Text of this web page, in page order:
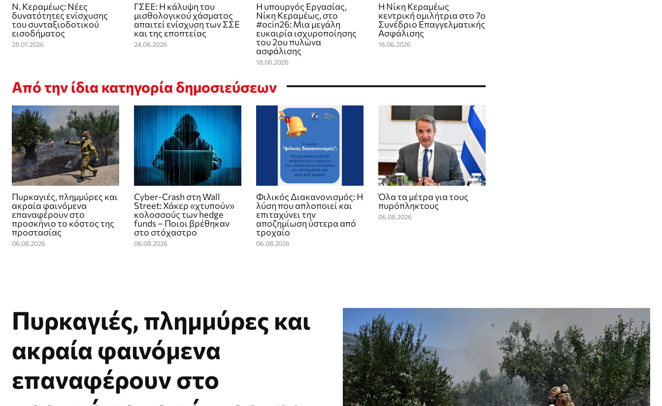
Ν. Κεραμέως: Νέες
δυνατότητες ενίσχυσης
του συνταξιοδοτικού
εισοδήματος
28.07.2026
ΓΣΕΕ: Η κάλυψη του
μισθολογικού χάσματος
απαιτεί ενίσχυση των ΣΣΕ
και της εποπτείας
24.06.2026
H υπουργός Εργασίας,
Nίκη Κεραμέως, στο
#ocin26: Μια μεγάλη
ευκαιρία ισχυροποίησης
του 2ου πυλώνα
ασφάλισης
18.06.2026
Η Νίκη Κεραμέως
κεντρική ομιλήτρια στο 7ο
Συνέδριο Επαγγελματικής
Ασφάλισης
16.06.2026
Από την ίδια κατηγορία δημοσιεύσεων
Πυρκαγιές, πλημμύρες και
ακραία φαινόμενα
επαναφέρουν στο
προσκήνιο το κόστος της
προστασίας
06.08.2026
Cyber-Crash στη Wall
Street: Χάκερ «χτυπούν»
κολοσσούς των hedge
funds – Ποιοι βρέθηκαν
στο στόχαστρο
06.08.2026
Φιλικός Διακανονισμός: Η
λύση που απλοποιεί και
επιταχύνει την
αποζημίωση ύστερα από
τροχαίο
06.08.2026
Όλα τα μέτρα για τους
πυρόπληκτους
06.08.2026